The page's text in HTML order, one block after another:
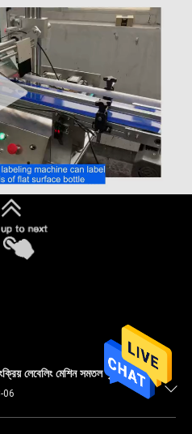
লেবেলিং মেশিন সমতল পৃষ্ঠের জন্য
06